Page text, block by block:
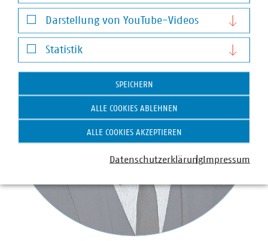
Notwendige Cookies
Darstellung von YouTube-Videos
Darstellung von YouTube-Videos
Statistik
Statistik
SPEICHERN
ALLE COOKIES ABLEHNEN
ALLE COOKIES AKZEPTIEREN
DatenschutzerklärungImpressum